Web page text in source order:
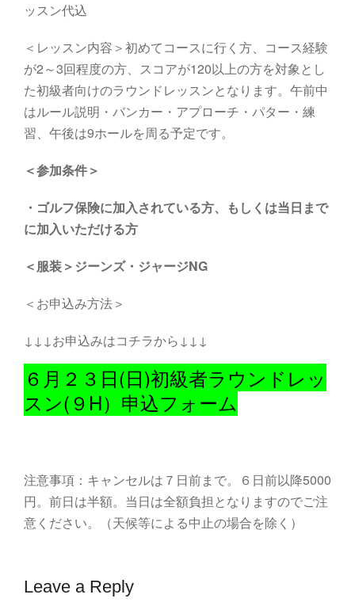
ッスン代込
＜レッスン内容＞初めてコースに行く方、コース経験
が2～3回程度の方、スコアが120以上の方を対象とし
た初級者向けのラウンドレッスンとなります。午前中
はルール説明・バンカー・アプローチ・パター・練
習、午後は9ホールを周る予定です。
＜参加条件＞
・ ゴルフ保険に加入されている方、もしくは当日まで
に加入いただける方
＜服装＞ジーンズ・ジャージNG
＜お申込み方法＞
↓↓↓お申込みはコチラから↓↓↓
６月２３日(日)初級者ラウンドレッ
スン(９H）申込フォーム
注意事項：キャンセルは７日前まで。６日前以降5000
円。前日は半額。当日は全額負担となりますのでご注
意ください。（天候等による中止の場合を除く）
Leave a Reply